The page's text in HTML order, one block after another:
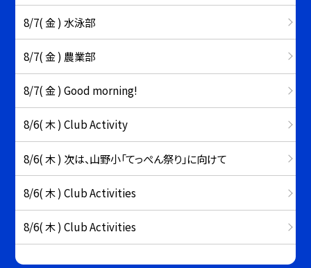
8/7( 金 ) 水泳部
8/7( 金 ) 農業部
8/7( 金 ) Good morning!
8/6( 木 ) Club Activity
8/6( 木 ) 次は、山野小「てっぺん祭り」に向けて
8/6( 木 ) Club Activities
8/6( 木 ) Club Activities